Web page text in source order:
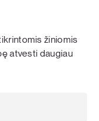
žiniomis
atvesti daugiau